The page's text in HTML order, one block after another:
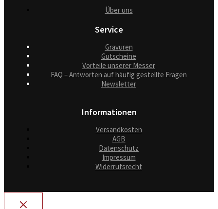
Über uns
Service
Gravuren
Gutscheine
Vorteile unserer Messer
FAQ – Antworten auf häufig gestellte Fragen
Newsletter
Informationen
Versandkosten
AGB
Datenschutz
Impressum
Widerrufsrecht